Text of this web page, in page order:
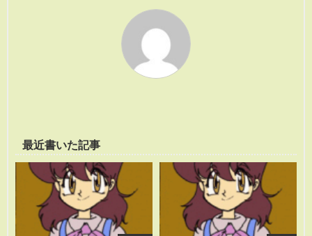
最近書いた記事